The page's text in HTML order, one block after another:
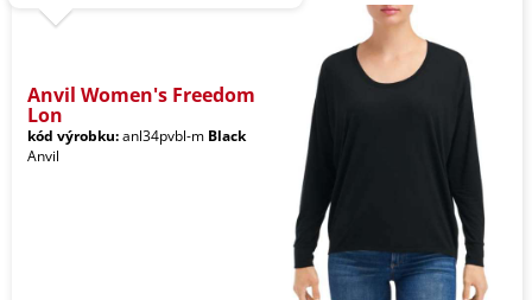
Anvil Women's Freedom
Lon
kód výrobku:anl34pvbl-m Black
Anvil